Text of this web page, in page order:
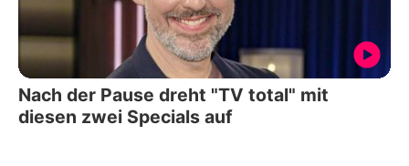
Nach der Pause dreht "TV total" mit
diesen zwei Specials auf